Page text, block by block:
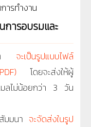
ารทำงาน
การอบรมและ
า จะเป็นรูปแบบไฟล์
โดยจะส่งให้ผู้
มลไม่น้อยกว่า 3 วัน
มมนา จะจัดส่งในรูป